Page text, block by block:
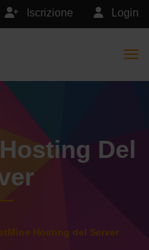
Login
Iscrizione
Del
Hosting del Server